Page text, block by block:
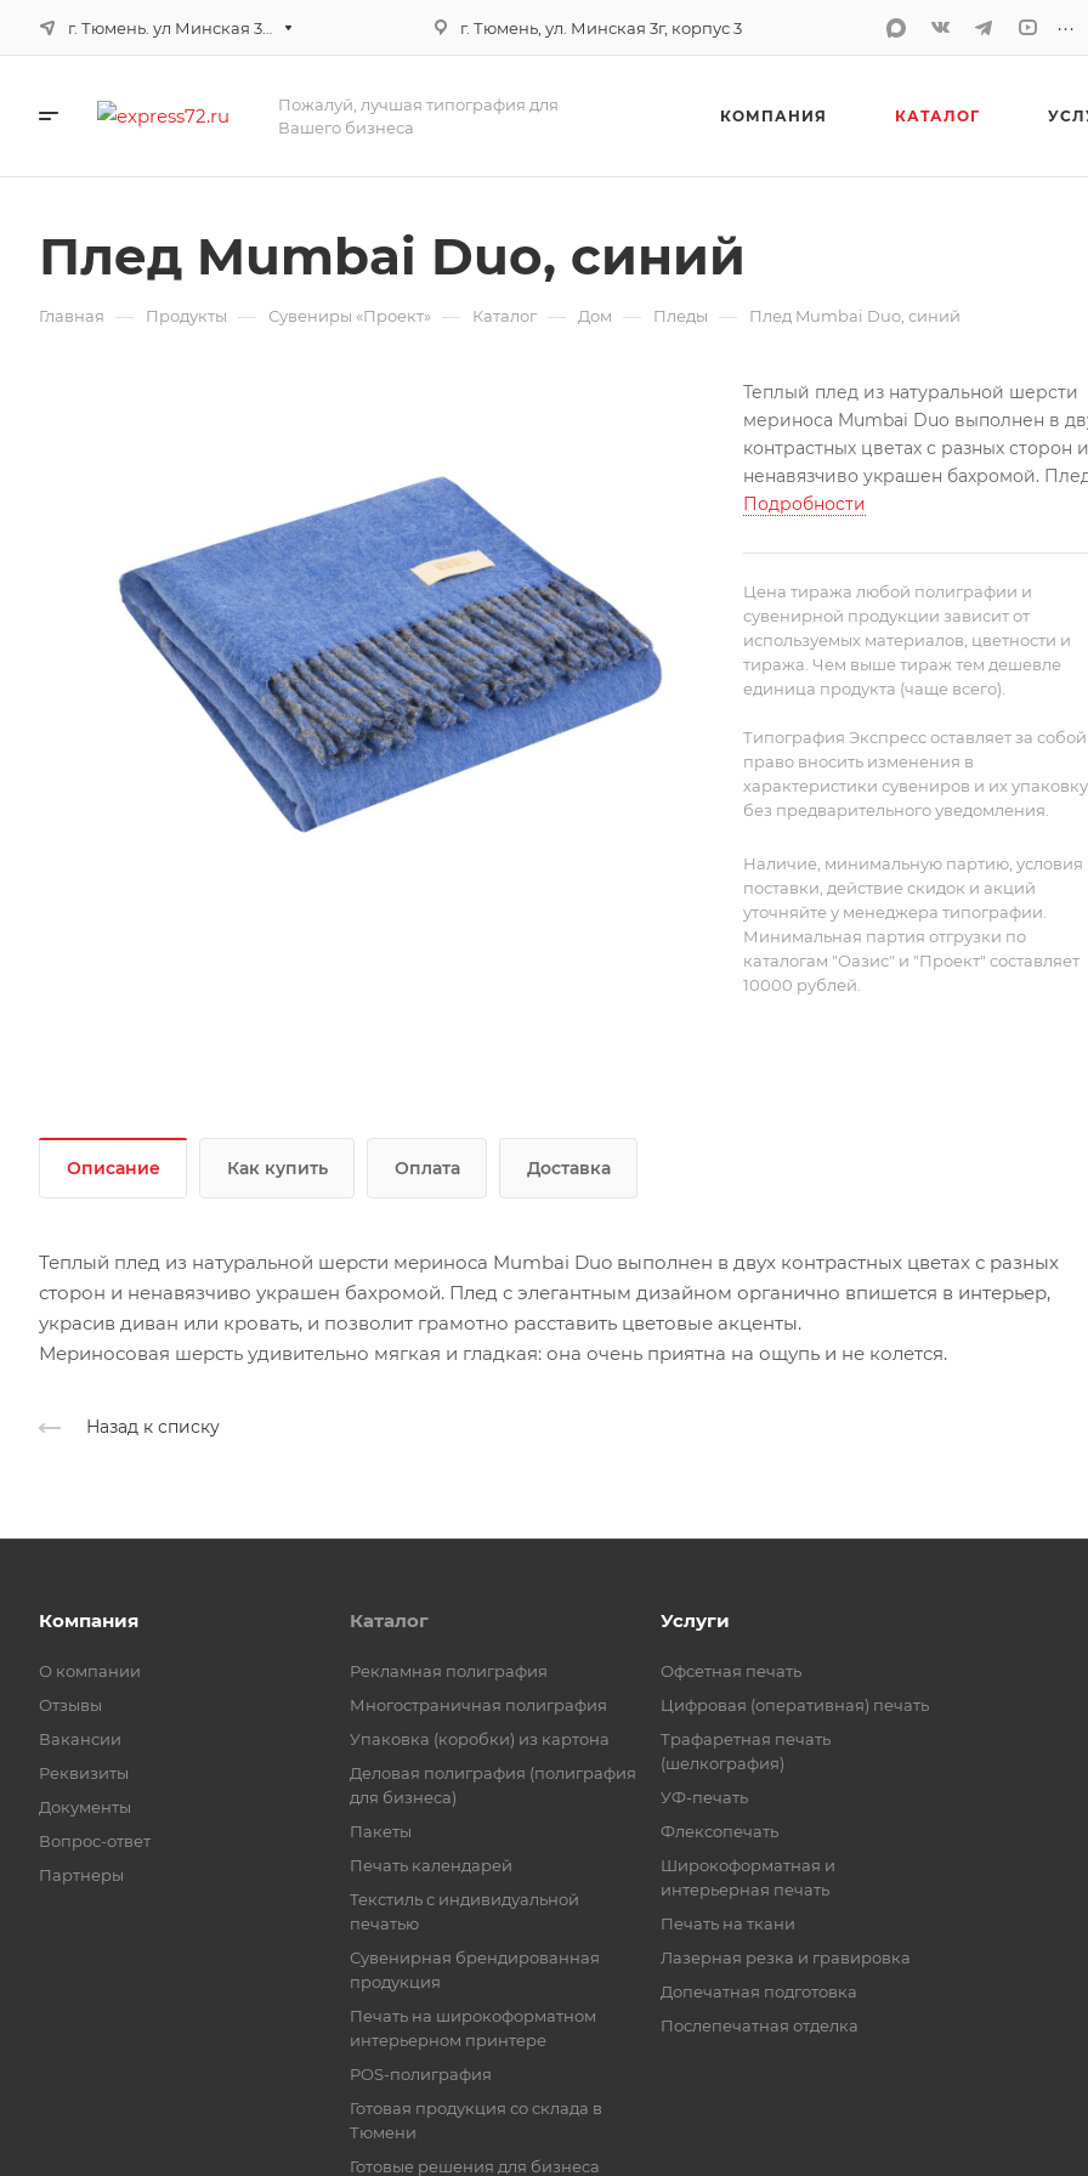
г. Тюмень, ул. Минская 3г, корпус 3 ...
Пожалуй, лучшая типография для
Вашего бизнеса
КОМПАНИЯ КАТАЛОГ
Плед Mumbai Duo, синий
Главная — Продукты — Сувениры «Проект» — Каталог — Дом — Пледы — Плед Mumbai Duo, синий
Теплый плед из натуральной шерсти
мериноса Mumbai Duo выполнен в
контрастных цветах с разных сторон и
ненавязчиво украшен бахромой.
элегантным дизайном органично
или кровать, и позволит грамотно
расставить цветовые акценты.
Мериносовая шерсть удивительно
мягкая и гладкая: она очень приятна
ощупь и не колется.
Подробности
Цена тиража любой полиграфии и
сувенирной продукции зависит от
используемых материалов, цветности и
тиража. Чем выше тираж тем дешевле
единица продукта (чаще всего).
Типография Экспресс оставляет за собой
право вносить изменения в
характеристики сувениров и их упаковку
без предварительного уведомления.
Наличие, минимальную партию, условия
поставки, действие скидок и акций
уточняйте у менеджера типографии.
Минимальная партия отгрузки по
каталогам "Оазис" и "Проект" составляет
10000 рублей.
Описание Как купить Оплата Доставка
Теплый плед из натуральной шерсти мериноса Mumbai Duo выполнен в двух контрастных цветах с разных
сторон и ненавязчиво украшен бахромой. Плед с элегантным дизайном органично впишется в интерьер,
украсив диван или кровать, и позволит грамотно расставить цветовые акценты.
Мериносовая шерсть удивительно мягкая и гладкая: она очень приятна на ощупь и не колется.
Назад к списку
Компания
О компании
Отзывы
Вакансии
Реквизиты
Документы
Вопрос-ответ
Партнеры
Каталог
Рекламная полиграфия
Многостраничная полиграфия
Упаковка (коробки) из картона
Деловая полиграфия (полиграфия
для бизнеса)
Пакеты
Печать календарей
Текстиль с индивидуальной
печатью
Сувенирная брендированная
продукция
Печать на широкоформатном
интерьерном принтере
POS-полиграфия
Готовая продукция со склада в
Тюмени
Готовые решения для бизнеса
Услуги
Офсетная печать
Цифровая (оперативная) печать
Трафаретная печать
(шелкография)
УФ-печать
Флексопечать
Широкоформатная и
интерьерная печать
Печать на ткани
Лазерная резка и гравировка
Допечатная подготовка
Послепечатная отделка